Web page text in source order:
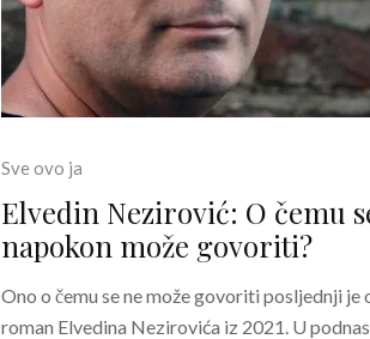
Sve ovo ja
Elvedin Nezirović: O čemu
napokon može govoriti?
Ono o čemu se ne može govoriti posljednji je
roman Elvedina Nezirovića iz 2021. U